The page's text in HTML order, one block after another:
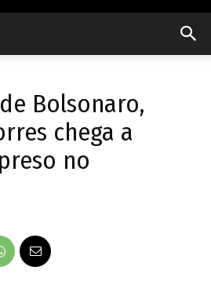
Popular
Bolsonaro,
chega a
no